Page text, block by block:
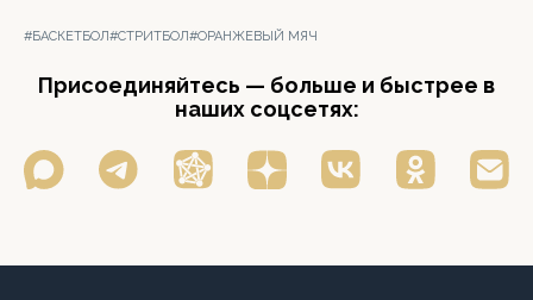
#БАСКЕТБОЛ#СТРИТБОЛ#ОРАНЖЕВЫЙ МЯЧ
Присоединяйтесь — больше и быстрее в
наших соцсетях: